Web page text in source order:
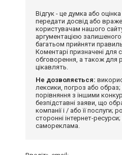
Відгук - це думка або
передати досвід або
користувачам нашого
аргументацією
багатьом прийняти
Коментарі призначені для
обговорення, а також для
цікавлять.
Не дозволяється:
лексики, погроз або
порівняння з іншими
безпідставні заяви, що
компанії і / або її послуги;
сторонні інтернет-
самореклама.